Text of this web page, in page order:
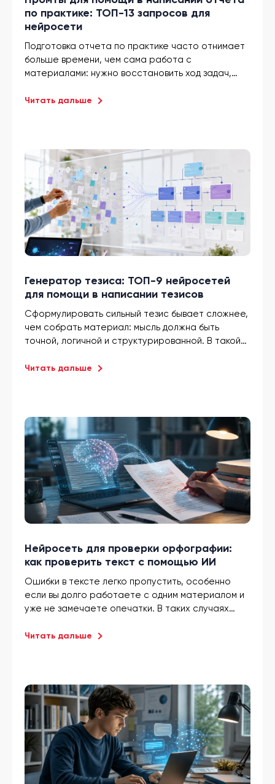
по практике: ТОП-13 запросов для
нейросети
Подготовка отчета по практике часто отнимает
больше времени, чем сама работа с
материалами: нужно восстановить ход задач,
вуза. Грамотно составленный промт для
собрала запросы, которые вы сможете
адаптировать под специальность, организацию и
реальные выполненные задачи. В статье
разберу, какие данные передать нейросети, как
уточнять ответы и проверять готовый текст
перед сдачей.
Читать дальше
Генератор тезиса: ТОП-9 нейросетей
для помощи в написании тезисов
Сформулировать сильный тезис бывает сложнее,
чем собрать материал: мысль должна быть
точной, логичной и структурированной. В такой
быстрее выделить главное, убрать лишнее и
задачи, и сравнила их возможности, удобство и
качество результата. Вы узнаете, какой сервис
лучше использовать для коротких формулировок,
развернутых тезисов и работы с готовым
текстом.
Читать дальше
Нейросеть для проверки орфографии:
как проверить текст с помощью ИИ
Ошибки в тексте легко пропустить, особенно
если вы долго работаете с одним материалом и
уже не замечаете опечатки. В таких случаях
быстрее найти спорные места, исправить
Читать дальше